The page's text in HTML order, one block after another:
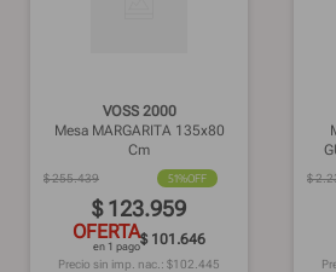
VOSS 2000
Mesa MARGARITA 135x80
Cm
$255.439 51%OFF
$ 123.959
OFERTA
en 1 pago$ 101.646
Precio sin imp. nac.: $102.445
$2.